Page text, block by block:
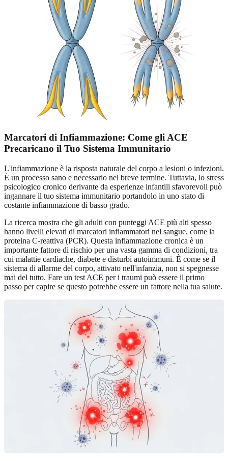
Marcatori di Infiammazione: Come gli ACE
Precaricano il Tuo Sistema Immunitario
L'infiammazione è la risposta naturale del corpo a lesioni o infezioni.
È un processo sano e necessario nel breve termine. Tuttavia, lo stress
psicologico cronico derivante da esperienze infantili sfavorevoli può
ingannare il tuo sistema immunitario portandolo in uno stato di
costante infiammazione di basso grado.
La ricerca mostra che gli adulti con punteggi ACE più alti spesso
hanno livelli elevati di marcatori infiammatori nel sangue, come la
proteina C-reattiva (PCR). Questa infiammazione cronica è un
importante fattore di rischio per una vasta gamma di condizioni, tra
cui malattie cardiache, diabete e disturbi autoimmuni. È come se il
sistema di allarme del corpo, attivato nell'infanzia, non si spegnesse
mai del tutto. Fare un test ACE per i traumi può essere il primo
passo per capire se questo potrebbe essere un fattore nella tua salute.